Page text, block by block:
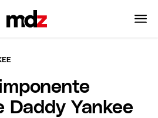
Daddy Yankee